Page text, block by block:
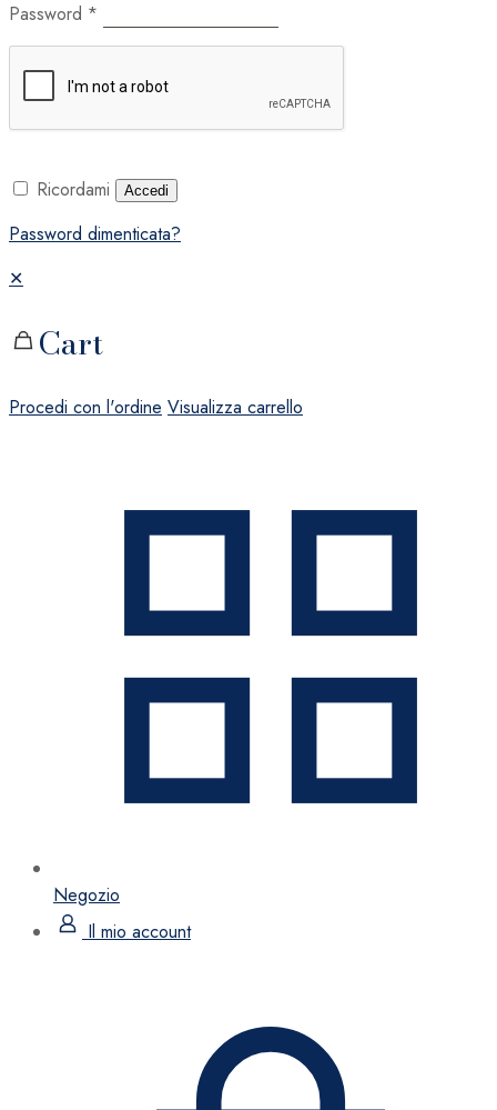
Password *
Ricordami Accedi
Password dimenticata?
✕
Cart
Procedi con l'ordine Visualizza carrello
Negozio
Il mio account